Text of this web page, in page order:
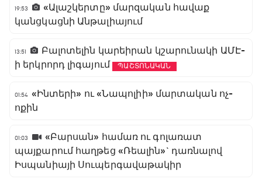
19:53
«Ալաշկերտը» մարզական հավաք
կանցկացնի Անթալիայում
13:51
Բալոտելին կարեիրան կշարունակի ԱՄԷ-
ի երկրորդ լիգայում
ՊԱՇՏՈՆԱԿԱՆ
01:54 «Ինտերի» ու «Նապոլիի» մարտական ոչ-
ոքին
01:03
«Բարսան» համառ ու գոլառատ
պայքարում հաղթեց «Ռեալին»` դառնալով
Իսպանիայի Սուպերգավաթակիր